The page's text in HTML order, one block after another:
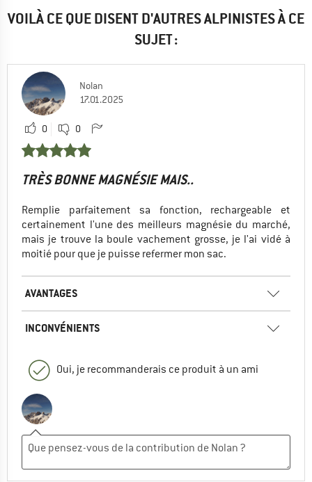
VOILÀ CE QUE DISENT D'AUTRES ALPINISTES À CE
SUJET :
Nolan
17.01.2025
0 0
TRÈS BONNE MAGNÉSIE MAIS..
Remplie parfaitement sa fonction, rechargeable et
certainement l'une des meilleurs magnésie du marché,
mais je trouve la boule vachement grosse, je l'ai vidé à
moitié pour que je puisse refermer mon sac.
AVANTAGES
INCONVÉNIENTS
Oui, je recommanderais ce produit à un ami